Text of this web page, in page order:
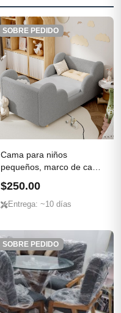
SOBRE PEDIDO
Cama para niños
pequeños, marco de cama
$250.00
Entrega: ~10 días
SOBRE PEDIDO